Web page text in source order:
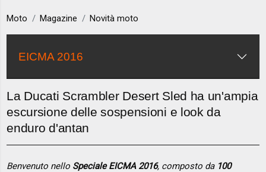
Moto Magazine Novità moto
EICMA 2016
La Ducati Scrambler Desert Sled ha un'ampia
escursione delle sospensioni e look da
enduro d'antan
Benvenuto nello Speciale EICMA 2016, composto da 100